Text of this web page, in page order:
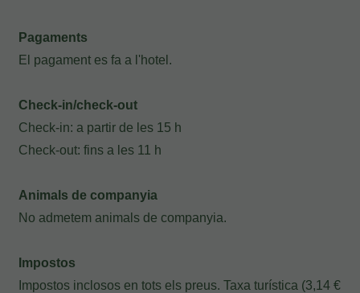
Les meves Reserves
mail per consultar la teva reserva i poder
cancel·lar-la o modificar-la.
Localitzador
E-mail
Pagaments
El pagament es fa a l'hotel.
Check-in/check-out
Check-in: a partir de les 15 h
Check-out: fins a les 11 h
Animals de companyia
No admetem animals de companyia.
Impostos
Impostos inclosos en tots els preus. Taxa turística (3,14 €